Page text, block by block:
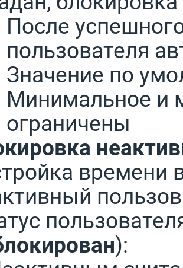
После
пользователя
Значение по
Минимальное и
ограничены
времени
):